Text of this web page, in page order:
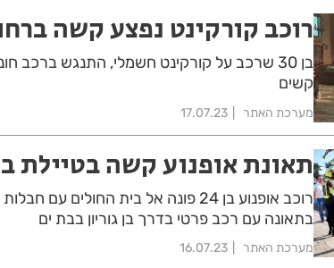
רוכב קורקינט נפצע קשה
בן 30 שרכב על קורקינט חשמלי, התנגש ברכב
קשים
מערכת האתר 17.07.23
תאונת אופנוע קשה בטיילת
רוכב אופנוע בן 24 פונה אל בית
בתאונה עם רכב פרטי בדרך בן גוריון בבת ים
מערכת האתר 16.07.23